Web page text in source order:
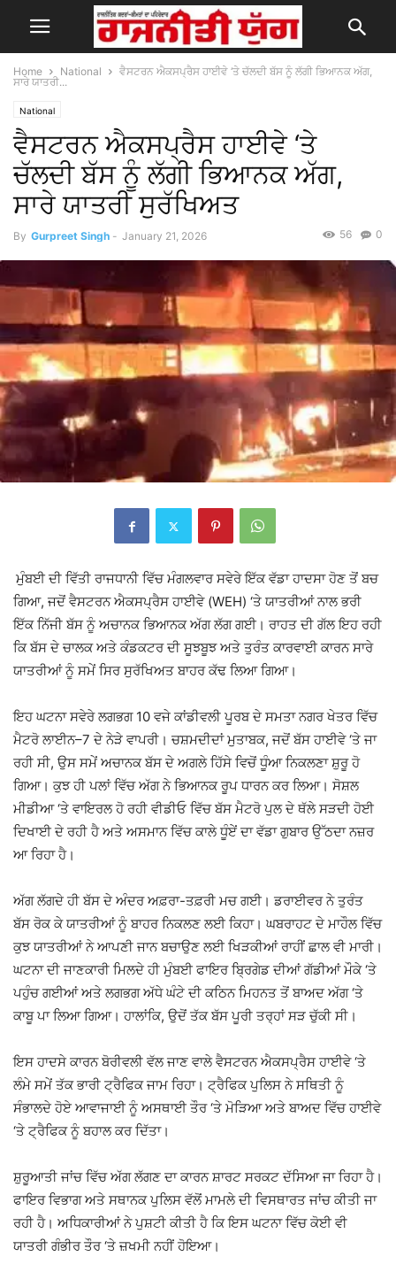
Home National
ਵੈਸਟਰਨ ਐਕਸਪ੍ਰੈਸ ਹਾਈਵੇ ‘ਤੇ ਚੱਲਦੀ ਬੱਸ ਨੂੰ ਲੱਗੀ ਭਿਆਨਕ ਅੱਗ,
ਸਾਰੇ ਯਾਤਰੀ...
National
ਵੈਸਟਰਨ ਐਕਸਪ੍ਰੈਸ ਹਾਈਵੇ ‘ਤੇ
ਚੱਲਦੀ ਬੱਸ ਨੂੰ ਲੱਗੀ ਭਿਆਨਕ ਅੱਗ,
ਸਾਰੇ ਯਾਤਰੀ ਸੁਰੱਖਿਅਤ
By Gurpreet Singh - January 21, 2026 0
56
ਮੁੰਬਈ ਦੀ ਵਿੱਤੀ ਰਾਜਧਾਨੀ ਵਿੱਚ ਮੰਗਲਵਾਰ ਸਵੇਰੇ ਇੱਕ ਵੱਡਾ ਹਾਦਸਾ ਹੋਣ ਤੋਂ ਬਚ
ਗਿਆ, ਜਦੋਂ ਵੈਸਟਰਨ ਐਕਸਪ੍ਰੈਸ ਹਾਈਵੇ (WEH) ‘ਤੇ ਯਾਤਰੀਆਂ ਨਾਲ ਭਰੀ
ਇੱਕ ਨਿੱਜੀ ਬੱਸ ਨੂੰ ਅਚਾਨਕ ਭਿਆਨਕ ਅੱਗ ਲੱਗ ਗਈ। ਰਾਹਤ ਦੀ ਗੱਲ ਇਹ ਰਹੀ
ਕਿ ਬੱਸ ਦੇ ਚਾਲਕ ਅਤੇ ਕੰਡਕਟਰ ਦੀ ਸੂਝਬੂਝ ਅਤੇ ਤੁਰੰਤ ਕਾਰਵਾਈ ਕਾਰਨ ਸਾਰੇ
ਯਾਤਰੀਆਂ ਨੂੰ ਸਮੇਂ ਸਿਰ ਸੁਰੱਖਿਅਤ ਬਾਹਰ ਕੱਢ ਲਿਆ ਗਿਆ।
ਇਹ ਘਟਨਾ ਸਵੇਰੇ ਲਗਭਗ 10 ਵਜੇ ਕਾਂਡੀਵਲੀ ਪੂਰਬ ਦੇ ਸਮਤਾ ਨਗਰ ਖੇਤਰ ਵਿੱਚ
ਮੈਟਰੋ ਲਾਈਨ–7 ਦੇ ਨੇੜੇ ਵਾਪਰੀ। ਚਸ਼ਮਦੀਦਾਂ ਮੁਤਾਬਕ, ਜਦੋਂ ਬੱਸ ਹਾਈਵੇ ‘ਤੇ ਜਾ
ਰਹੀ ਸੀ, ਉਸ ਸਮੇਂ ਅਚਾਨਕ ਬੱਸ ਦੇ ਅਗਲੇ ਹਿੱਸੇ ਵਿਚੋਂ ਧੂੰਆ ਨਿਕਲਣਾ ਸ਼ੁਰੂ ਹੋ
ਗਿਆ। ਕੁਝ ਹੀ ਪਲਾਂ ਵਿੱਚ ਅੱਗ ਨੇ ਭਿਆਨਕ ਰੂਪ ਧਾਰਨ ਕਰ ਲਿਆ। ਸੋਸ਼ਲ
ਮੀਡੀਆ ‘ਤੇ ਵਾਇਰਲ ਹੋ ਰਹੀ ਵੀਡੀਓ ਵਿੱਚ ਬੱਸ ਮੈਟਰੋ ਪੁਲ ਦੇ ਥੱਲੇ ਸੜਦੀ ਹੋਈ
ਦਿਖਾਈ ਦੇ ਰਹੀ ਹੈ ਅਤੇ ਅਸਮਾਨ ਵਿੱਚ ਕਾਲੇ ਧੂੰਏਂ ਦਾ ਵੱਡਾ ਗੁਬਾਰ ਉੱਠਦਾ ਨਜ਼ਰ
ਆ ਰਿਹਾ ਹੈ।
ਅੱਗ ਲੱਗਦੇ ਹੀ ਬੱਸ ਦੇ ਅੰਦਰ ਅਫ਼ਰਾ-ਤਫ਼ਰੀ ਮਚ ਗਈ। ਡਰਾਈਵਰ ਨੇ ਤੁਰੰਤ
ਬੱਸ ਰੋਕ ਕੇ ਯਾਤਰੀਆਂ ਨੂੰ ਬਾਹਰ ਨਿਕਲਣ ਲਈ ਕਿਹਾ। ਘਬਰਾਹਟ ਦੇ ਮਾਹੌਲ ਵਿੱਚ
ਕੁਝ ਯਾਤਰੀਆਂ ਨੇ ਆਪਣੀ ਜਾਨ ਬਚਾਉਣ ਲਈ ਖਿੜਕੀਆਂ ਰਾਹੀਂ ਛਾਲ ਵੀ ਮਾਰੀ।
ਘਟਨਾ ਦੀ ਜਾਣਕਾਰੀ ਮਿਲਦੇ ਹੀ ਮੁੰਬਈ ਫਾਇਰ ਬ੍ਰਿਗੇਡ ਦੀਆਂ ਗੱਡੀਆਂ ਮੌਕੇ ‘ਤੇ
ਪਹੁੰਚ ਗਈਆਂ ਅਤੇ ਲਗਭਗ ਅੱਧੇ ਘੰਟੇ ਦੀ ਕਠਿਨ ਮਿਹਨਤ ਤੋਂ ਬਾਅਦ ਅੱਗ ‘ਤੇ
ਕਾਬੂ ਪਾ ਲਿਆ ਗਿਆ। ਹਾਲਾਂਕਿ, ਉਦੋਂ ਤੱਕ ਬੱਸ ਪੂਰੀ ਤਰ੍ਹਾਂ ਸੜ ਚੁੱਕੀ ਸੀ।
ਇਸ ਹਾਦਸੇ ਕਾਰਨ ਬੋਰੀਵਲੀ ਵੱਲ ਜਾਣ ਵਾਲੇ ਵੈਸਟਰਨ ਐਕਸਪ੍ਰੈਸ ਹਾਈਵੇ ‘ਤੇ
ਲੰਮੇ ਸਮੇਂ ਤੱਕ ਭਾਰੀ ਟ੍ਰੈਫਿਕ ਜਾਮ ਰਿਹਾ। ਟ੍ਰੈਫਿਕ ਪੁਲਿਸ ਨੇ ਸਥਿਤੀ ਨੂੰ
ਸੰਭਾਲਦੇ ਹੋਏ ਆਵਾਜਾਈ ਨੂੰ ਅਸਥਾਈ ਤੌਰ ‘ਤੇ ਮੋੜਿਆ ਅਤੇ ਬਾਅਦ ਵਿੱਚ ਹਾਈਵੇ
‘ਤੇ ਟ੍ਰੈਫਿਕ ਨੂੰ ਬਹਾਲ ਕਰ ਦਿੱਤਾ।
ਸ਼ੁਰੂਆਤੀ ਜਾਂਚ ਵਿੱਚ ਅੱਗ ਲੱਗਣ ਦਾ ਕਾਰਨ ਸ਼ਾਰਟ ਸਰਕਟ ਦੱਸਿਆ ਜਾ ਰਿਹਾ ਹੈ।
ਫਾਇਰ ਵਿਭਾਗ ਅਤੇ ਸਥਾਨਕ ਪੁਲਿਸ ਵੱਲੋਂ ਮਾਮਲੇ ਦੀ ਵਿਸਥਾਰਤ ਜਾਂਚ ਕੀਤੀ ਜਾ
ਰਹੀ ਹੈ। ਅਧਿਕਾਰੀਆਂ ਨੇ ਪੁਸ਼ਟੀ ਕੀਤੀ ਹੈ ਕਿ ਇਸ ਘਟਨਾ ਵਿੱਚ ਕੋਈ ਵੀ
ਯਾਤਰੀ ਗੰਭੀਰ ਤੌਰ ‘ਤੇ ਜ਼ਖਮੀ ਨਹੀਂ ਹੋਇਆ।